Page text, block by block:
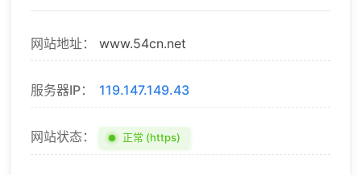
网站地址： www.54cn.net
服务器IP： 119.147.149.43
网站状态： 正常 (https)